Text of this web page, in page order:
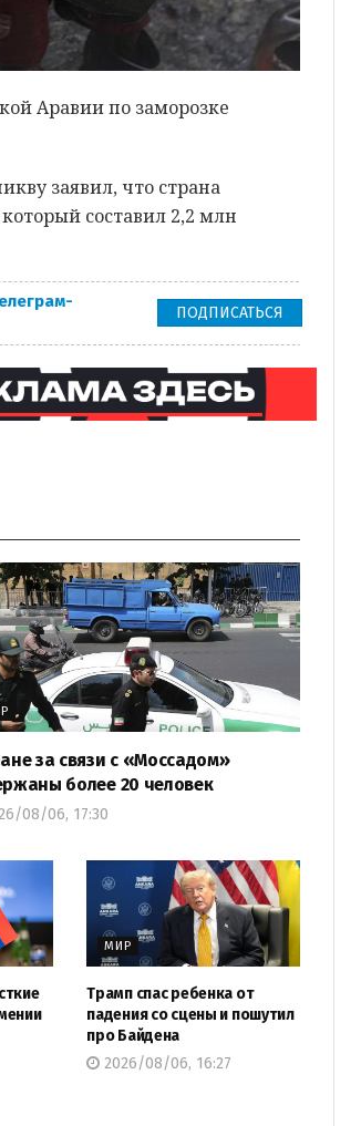
Аравии по заморозке
заявил, что страна
составил 2,2 млн
ПОДПИСАТЬСЯ
за связи с «Моссадом»
более 20 человек
08/06, 17:30
МИР
Трамп спас ребенка от
падения со сцены и пошутил
про Байдена
2026/08/06, 16:27